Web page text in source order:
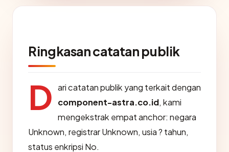
Ringkasan catatan publik
D ari catatan publik yang terkait dengan
component-astra.co.id, kami
mengekstrak empat anchor: negara
Unknown, registrar Unknown, usia ? tahun,
status enkripsi No.